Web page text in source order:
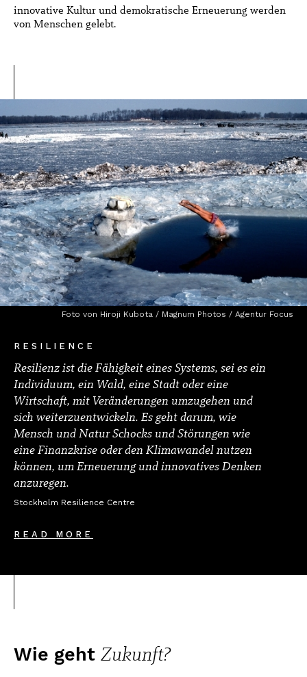
innovative Kultur und demokratische Erneuerung werden
von Menschen gelebt.
RESILIENCE
Resilienz ist die Fähigkeit eines Systems, sei es ein
Individuum, ein Wald, eine Stadt oder eine
Wirtschaft, mit Veränderungen umzugehen und
sich weiterzuentwickeln. Es geht darum, wie
Mensch und Natur Schocks und Störungen wie
eine Finanzkrise oder den Klimawandel nutzen
können, um Erneuerung und innovatives Denken
anzuregen.
Stockholm Resilience Centre
READ MORE
Foto von Hiroji Kubota / Magnum Photos / Agentur Focus
Wie geht Zukunft?